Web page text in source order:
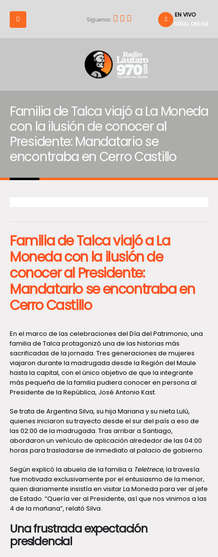
Síguenos:
EN VIVO
SEÑAL ONLINE
Familia de Talca viajó a La Moneda
con la ilusión de conocer al
Presidente: Mandatario se
encontraba en Cerro Castillo
Familia de Talca viajó a La
Moneda con la ilusión de
conocer al Presidente:
Mandatario se encontraba en
Cerro Castillo
En el marco de las celebraciones del Día del Patrimonio, una
familia de Talca protagonizó una de las historias más
sacrificadas de la jornada. Tres generaciones de mujeres
viajaron durante la madrugada desde la Región del Maule
hasta la capital, con el único objetivo de que la integrante
más pequeña de la familia pudiera conocer en persona al
Presidente de la República, José Antonio Kast.
Se trata de Argentina Silva, su hija Mariana y su nieta Lulú,
quienes iniciaron su trayecto desde el sur del país a eso de
las 02:00 de la madrugada. Tras arribar a Santiago,
abordaron un vehículo de aplicación alrededor de las 04:00
horas para trasladarse de inmediato al palacio de gobierno.
Según explicó la abuela de la familia a Teletrece, la travesía
fue motivada exclusivamente por el entusiasmo de la menor,
quien diariamente insistía en visitar La Moneda para ver al jefe
de Estado. “Quería ver al Presidente, así que nos vinimos a las
4 de la mañana”, relató Silva.
Una frustrada expectación
presidencial